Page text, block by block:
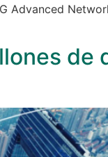
Advanced
de